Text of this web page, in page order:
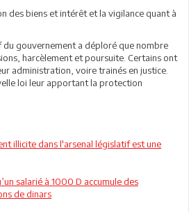
des biens et intérêt et la vigilance quant à
du gouvernement a déploré que nombre
harcèlement et poursuite. Certains ont
administration, voire trainés en justice.
loi leur apportant la protection
illicite dans l'arsenal législatif est une
salarié à 1000 D accumule des
de dinars